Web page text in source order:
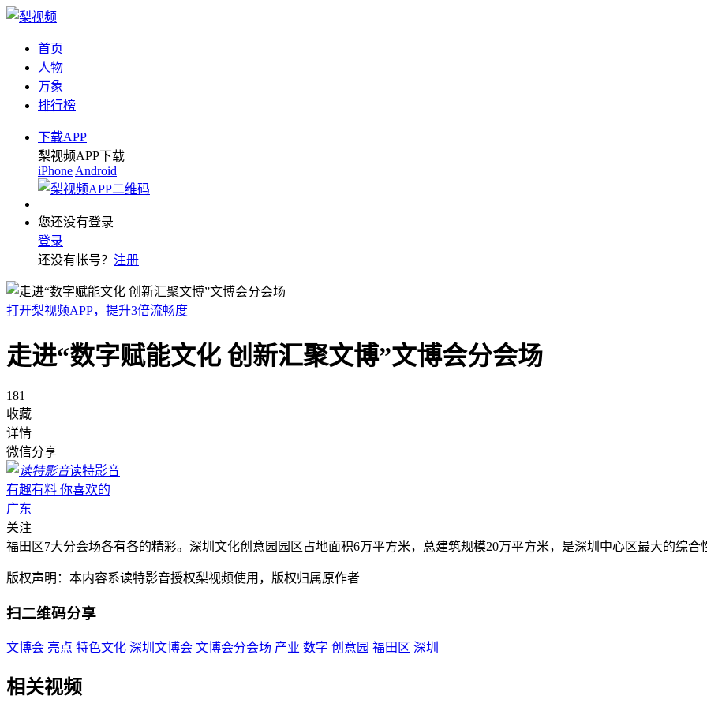
首页
人物
万象
排行榜
下载APP
梨视频APP下载
iPhone Android
您还没有登录
登录
还没有帐号？ 注册
打开梨视频APP，提升3倍流畅度
走进“数字赋能文化 创新汇聚文博”文博会分会场
181
收藏
详情
微信分享
读特影音
有趣有料 你喜欢的
广东
关注
福田区7大分会场各有各的精彩。深圳文化创意园园区占地面积6万平方米，总建筑规模20万平方米，是深圳中心区最大的综合
版权声明：本内容系读特影音授权梨视频使用，版权归属原作者
扫二维码分享
文博会 亮点 特色文化 深圳文博会 文博会分会场 产业 数字 创意园 福田区 深圳
相关视频